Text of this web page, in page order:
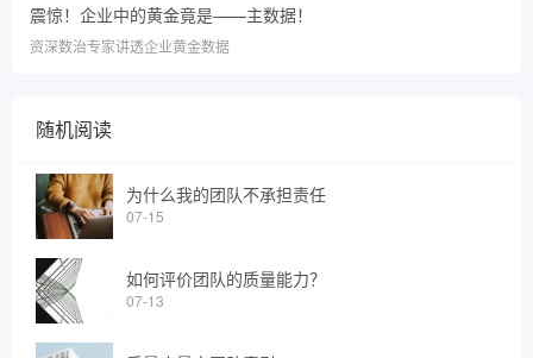
震惊！企业中的黄金竟是——主数据！
资深数治专家讲透企业黄金数据
随机阅读
为什么我的团队不承担责任
07-15
如何评价团队的质量能力？
07-13